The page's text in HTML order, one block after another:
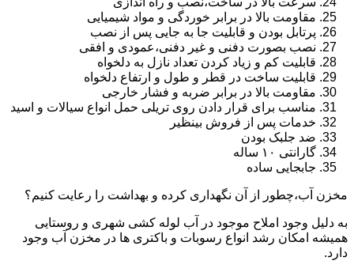
مقاومت بالا در برابر خوردگی و مواد شیمیایی
پرتابل بودن و قابلیت جا به جایی پس از نصب
نصب بصورت دفنی و غیر دفنی،عمودی و افقی
قابلیت کم و زیاد کردن تعداد نازل به دلخواه
قابلیت ساخت در قطر و طول و ارتفاع دلخواه
مقاومت بالا در برابر ضربه و فشار خارجی
مناسب برای قرار دادن روی تریلی حمل انواع سیالات و اسید
خدمات پس از فروش بینظیر
ضد جلبک بودن
گارانتی ۱۰ ساله
جابجایی ساده
مخزن آب،چطور از آن نگهداری کرده و بهداشت را رعایت کنیم؟
به دلیل وجود املاح موجود در آب لوله کشی شهری و روستایی
همیشه امکان رشد انواع رسوبات و باکتری ها در مخزن آب وجود
دارد.